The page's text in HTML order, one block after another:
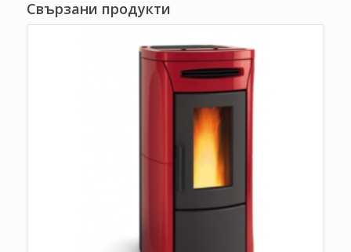
Свързани продукти